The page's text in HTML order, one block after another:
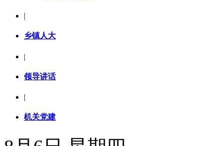
|
乡镇人大
|
领导讲话
|
机关党建